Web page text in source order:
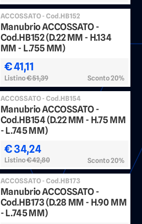
ACCOSSATO - Cod.HB152
Manubrio ACCOSSATO -
Cod.HB152 (D.22 MM - H.134
MM - L.755 MM)
€ 41,11
Listino€ 51,39 Sconto 20%
ACCOSSATO - Cod.HB154
Manubrio ACCOSSATO -
Cod.HB154 (D.22 MM - H.75 MM
- L.745 MM)
€ 34,24
Listino€ 42,80 Sconto 20%
ACCOSSATO - Cod.HB173
Manubrio ACCOSSATO -
Cod.HB173 (D.28 MM - H.90 MM
- L.745 MM)